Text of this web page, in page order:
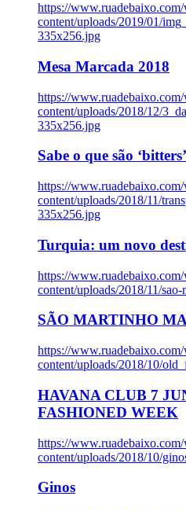
https://
content/uploads/2019/01/
335x256.jpg
Mesa Marcada 2018
https://
content/uploads/2018/12/
335x256.jpg
Sabe o que são
https://
content/uploads/2018/11/
335x256.jpg
Turquia: um novo
https://
content/uploads/2018/11/
SÃO MARTINHO
https://
content/uploads/2018/10/
HAVANA CLUB 7
FASHIONED WEEK
https://
content/uploads/2018/10/
Ginos